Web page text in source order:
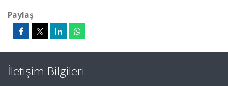
Paylaş
İletişim Bilgileri